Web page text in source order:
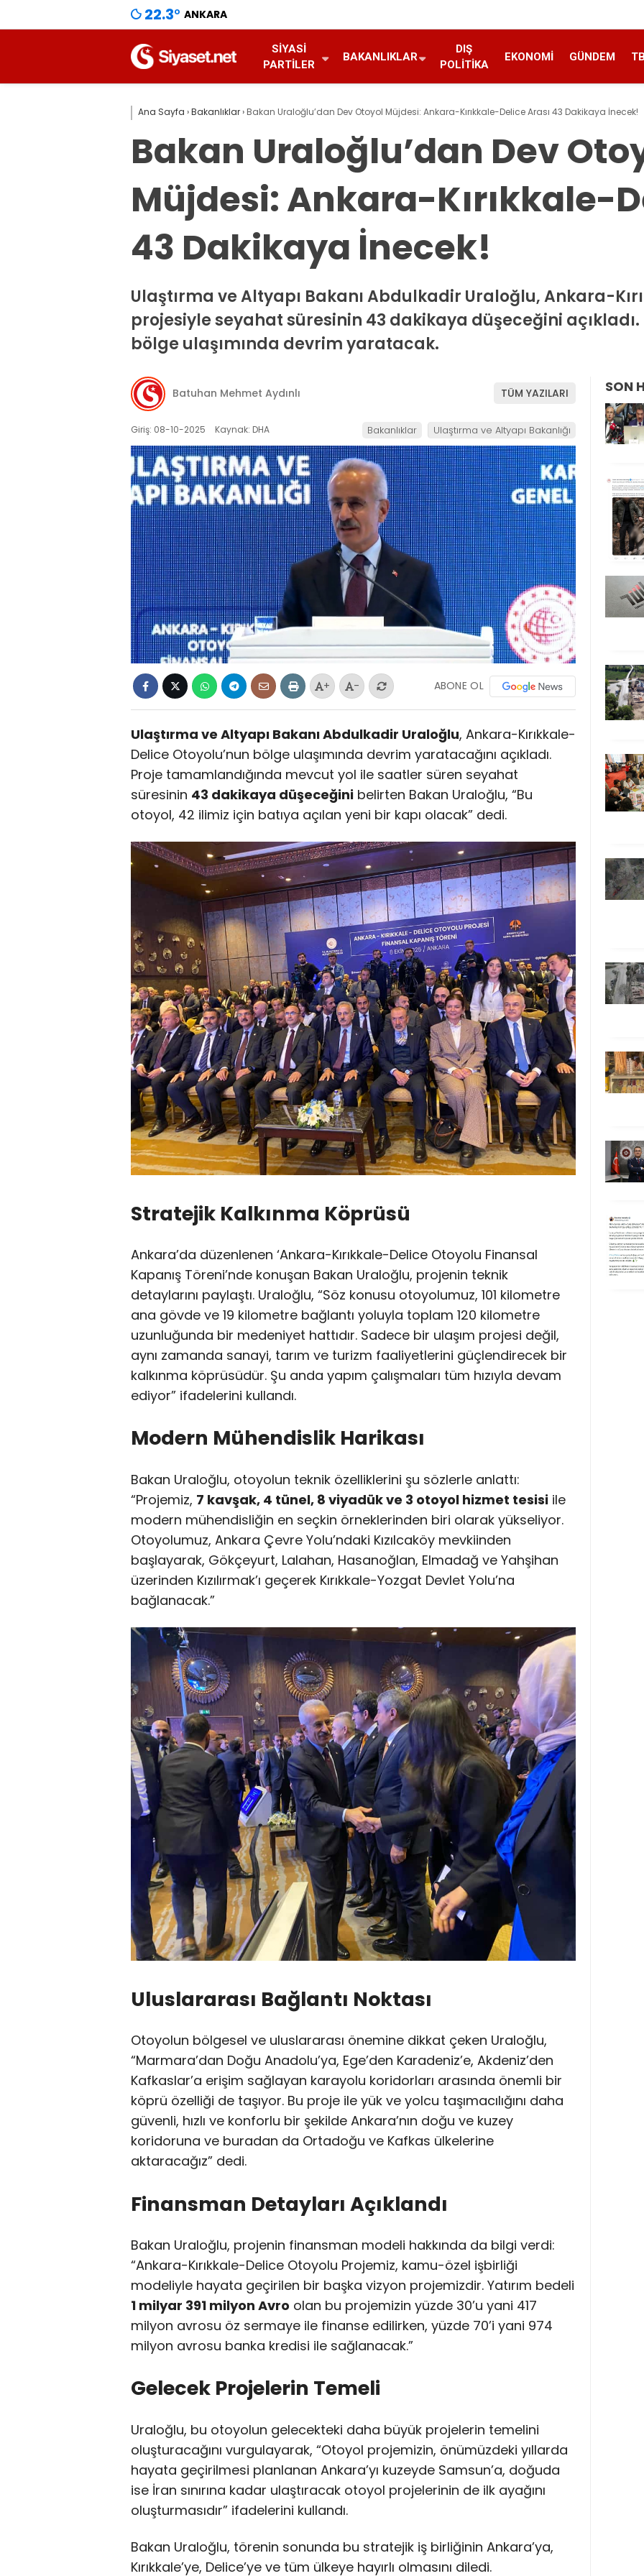
22.3° ANKARA
SIYASI
PARTILER
BAKANLIKLAR
DIŞ
POLITIKA
EKONOMI GÜNDEM
Ana Sayfa ›Bakanlıklar› Bakan Uraloğlu’dan Dev Otoyol Müjdesi: Ankara-Kırıkkale-Delice Arası 43 Dakikaya İnecek!
Bakan Uraloğlu’dan Dev
Müjdesi: Ankara-Kırıkkale-
43 Dakikaya İnecek!
Ulaştırma ve Altyapı Bakanı Abdulkadir Uraloğlu, Ankara-
projesiyle seyahat süresinin 43 dakikaya düşeceğini
bölge ulaşımında devrim yaratacak.
Batuhan Mehmet Aydınlı TÜM YAZILARI
Giriş: 08-10-2025 Kaynak: DHA Bakanlıklar Ulaştırma ve Altyapı Bakanlığı
+ - ABONE OL
Ulaştırma ve Altyapı Bakanı Abdulkadir Uraloğlu, Ankara-Kırıkkale-
Delice Otoyolu’nun bölge ulaşımında devrim yaratacağını açıkladı.
Proje tamamlandığında mevcut yol ile saatler süren seyahat
süresinin 43 dakikaya düşeceğini belirten Bakan Uraloğlu, “Bu
otoyol, 42 ilimiz için batıya açılan yeni bir kapı olacak” dedi.
Stratejik Kalkınma Köprüsü
Ankara’da düzenlenen ‘Ankara-Kırıkkale-Delice Otoyolu Finansal
Kapanış Töreni’nde konuşan Bakan Uraloğlu, projenin teknik
detaylarını paylaştı. Uraloğlu, “Söz konusu otoyolumuz, 101 kilometre
ana gövde ve 19 kilometre bağlantı yoluyla toplam 120 kilometre
uzunluğunda bir medeniyet hattıdır. Sadece bir ulaşım projesi değil,
aynı zamanda sanayi, tarım ve turizm faaliyetlerini güçlendirecek bir
kalkınma köprüsüdür. Şu anda yapım çalışmaları tüm hızıyla devam
ediyor” ifadelerini kullandı.
Modern Mühendislik Harikası
Bakan Uraloğlu, otoyolun teknik özelliklerini şu sözlerle anlattı:
“Projemiz, 7 kavşak, 4 tünel, 8 viyadük ve 3 otoyol hizmet tesisi ile
modern mühendisliğin en seçkin örneklerinden biri olarak yükseliyor.
Otoyolumuz, Ankara Çevre Yolu’ndaki Kızılcaköy mevkiinden
başlayarak, Gökçeyurt, Lalahan, Hasanoğlan, Elmadağ ve Yahşihan
üzerinden Kızılırmak’ı geçerek Kırıkkale-Yozgat Devlet Yolu’na
bağlanacak.”
Uluslararası Bağlantı Noktası
Otoyolun bölgesel ve uluslararası önemine dikkat çeken Uraloğlu,
“Marmara’dan Doğu Anadolu’ya, Ege’den Karadeniz’e, Akdeniz’den
Kafkaslar’a erişim sağlayan karayolu koridorları arasında önemli bir
köprü özelliği de taşıyor. Bu proje ile yük ve yolcu taşımacılığını daha
güvenli, hızlı ve konforlu bir şekilde Ankara’nın doğu ve kuzey
koridoruna ve buradan da Ortadoğu ve Kafkas ülkelerine
aktaracağız” dedi.
Finansman Detayları Açıklandı
Bakan Uraloğlu, projenin finansman modeli hakkında da bilgi verdi:
“Ankara-Kırıkkale-Delice Otoyolu Projemiz, kamu-özel işbirliği
modeliyle hayata geçirilen bir başka vizyon projemizdir. Yatırım bedeli
1 milyar 391 milyon Avro olan bu projemizin yüzde 30’u yani 417
milyon avrosu öz sermaye ile finanse edilirken, yüzde 70’i yani 974
milyon avrosu banka kredisi ile sağlanacak.”
Gelecek Projelerin Temeli
Uraloğlu, bu otoyolun gelecekteki daha büyük projelerin temelini
oluşturacağını vurgulayarak, “Otoyol projemizin, önümüzdeki yıllarda
hayata geçirilmesi planlanan Ankara’yı kuzeyde Samsun’a, doğuda
ise İran sınırına kadar ulaştıracak otoyol projelerinin de ilk ayağını
oluşturmasıdır” ifadelerini kullandı.
Bakan Uraloğlu, törenin sonunda bu stratejik iş birliğinin Ankara’ya,
Kırıkkale’ye, Delice’ye ve tüm ülkeye hayırlı olmasını diledi.
SON